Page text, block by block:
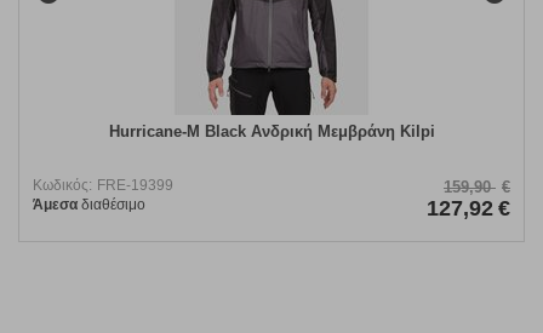
Hurricane-M Black Ανδρική Μεμβράνη Kilpi
Κωδικός: FRE-19399
Άμεσα διαθέσιμο
159,90 €
127,92 €